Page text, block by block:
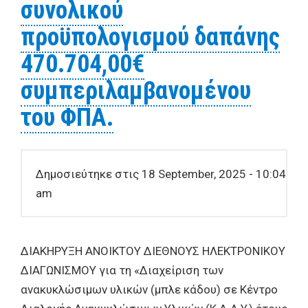
συνολικού
προϋπολογισμού δαπάνης
470.704,00€
συμπεριλαμβανομένου
του ΦΠΑ.
Δημοσιεύτηκε στις 18 September, 2025 - 10:04
am
ΔΙΑΚΗΡΥΞΗ ΑΝΟΙΚΤΟΥ ΔΙΕΘΝΟΥΣ ΗΛΕΚΤΡΟΝΙΚΟΥ
ΔΙΑΓΩΝΙΣΜΟΥ για τη «Διαχείριση των
ανακυκλώσιμων υλικών (μπλε κάδου) σε Κέντρο